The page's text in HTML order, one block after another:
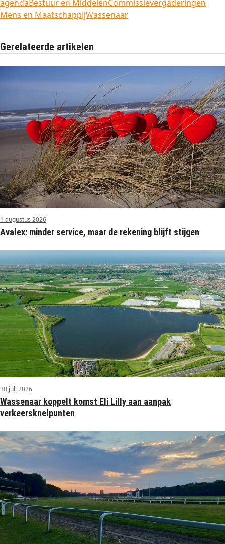
agendaBestuur en MiddelenCommissievergaderingen
Mens en MaatschappijWassenaar
Gerelateerde artikelen
1 augustus 2026
Avalex: minder service, maar de rekening blijft stijgen
30 juli 2026
Wassenaar koppelt komst Eli Lilly aan aanpak
verkeersknelpunten